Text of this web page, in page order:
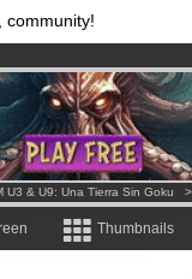
community!
& mangas!.
per month !Get membership
U3 & U9: Una Tierra Sin Goku
Thumbnails